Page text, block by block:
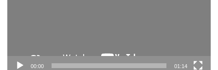
00:00 01:14